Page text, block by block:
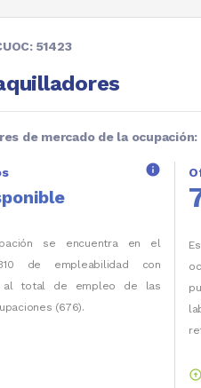
51423
de mercado de la ocupación:
info
se encuentra en el
de empleabilidad con
al total de empleo de las
(676).
arrow_circle_up